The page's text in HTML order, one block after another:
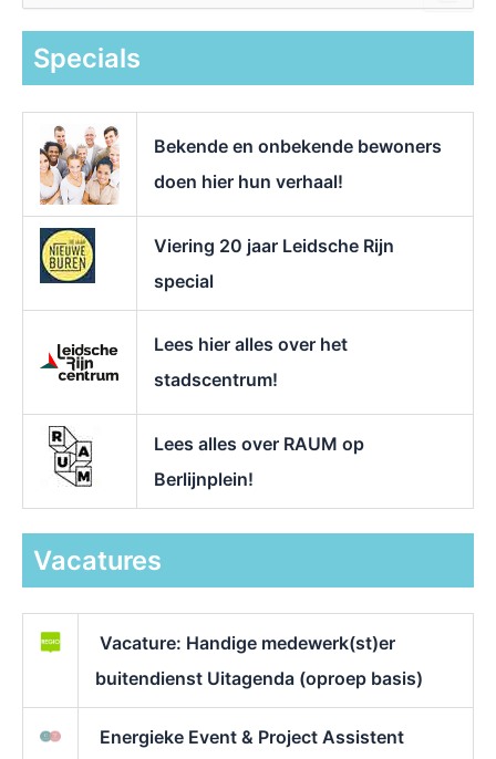
a
Specials
Bekende en onbekende bewoners
doen hier hun verhaal!
Viering 20 jaar Leidsche Rijn
special
Lees hier alles over het
stadscentrum!
Lees alles over RAUM op
Berlijnplein!
Vacatures
Vacature: Handige medewerk(st)er
buitendienst Uitagenda (oproep basis)
Energieke Event & Project Assistent